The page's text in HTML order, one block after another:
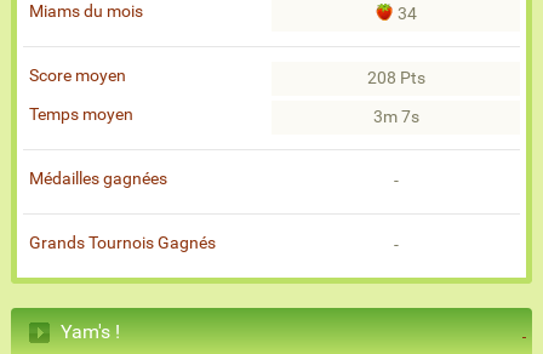
Miams du mois 34
Score moyen
208 Pts
Temps moyen
3m 7s
Médailles gagnées -
Grands Tournois Gagnés -
Yam's !